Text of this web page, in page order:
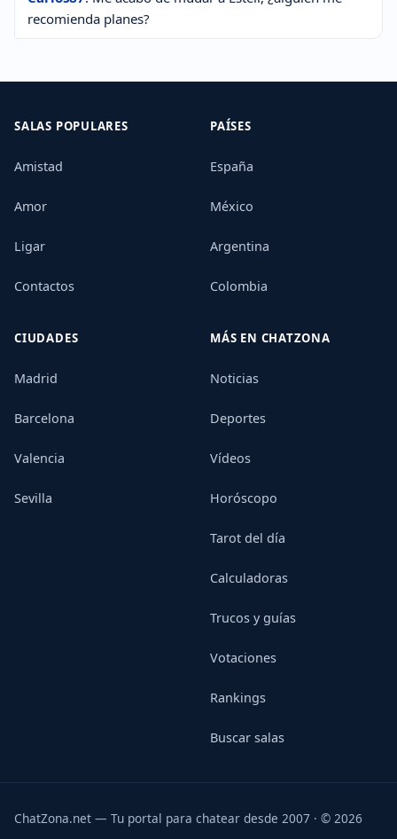
recomienda planes?
SALAS POPULARES
Amistad
Amor
Ligar
Contactos
PAÍSES
España
México
Argentina
Colombia
CIUDADES
Madrid
Barcelona
Valencia
Sevilla
MÁS EN CHATZONA
Noticias
Deportes
Vídeos
Horóscopo
Tarot del día
Calculadoras
Trucos y guías
Votaciones
Rankings
Buscar salas
ChatZona.net — Tu portal para chatear desde 2007 · © 2026